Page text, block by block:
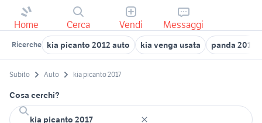
Home Cerca Vendi Messaggi
Ricerche kia picanto 2012 auto kia venga usata panda 2017
Subito Auto kia picanto 2017
Cosa cerchi?